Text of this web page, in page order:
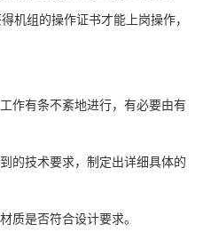
机组的操作证书才能上岗操作，
作有条不紊地进行，有必要由有
的技术要求，制定出详细具体的
质是否符合设计要求。